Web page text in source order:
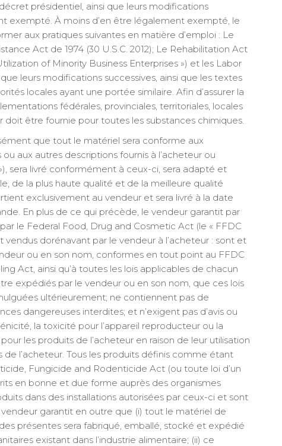
présidentiel, ainsi que leurs modifications
exempté. À moins d’en être légalement exempté, le
aux pratiques suivantes en matière d’emploi : Le
Act de 1974 (30 U.S.C. 2012); Le Rehabilitation Act
of Minority Business Enterprises ») et les Labor
leurs modifications successives, ainsi que les textes
locales ayant une portée similaire. Afin d’assurer la
fédérales, provinciales, territoriales, locales
être fournie pour toutes les substances chimiques.
que tout le matériel sera conforme aux
aux autres descriptions fournis à l’acheteur ou
sera livré conformément à ceux-ci, sera adapté et
de la plus haute qualité et de la meilleure qualité
exclusivement au vendeur et sera livré à la date
En plus de ce qui précède, le vendeur garantit par
le Federal Food, Drug and Cosmetic Act (le « FFDC
dorénavant par le vendeur à l’acheteur : sont et
ou en son nom, conformes en tout point au FFDC
Act, ainsi qu’à toutes les lois applicables de chacun
expédiés par le vendeur ou en son nom, que ces lois
ultérieurement; ne contiennent pas de
dangereuses interdites; et n’exigent pas d’avis ou
la toxicité pour l’appareil reproducteur ou la
les produits de l’acheteur en raison de leur utilisation
l’acheteur. Tous les produits définis comme étant
Fungicide and Rodenticide Act (ou toute loi d’un
en bonne et due forme auprès des organismes
dans des installations autorisées par ceux-ci et sont
garantit en outre que (i) tout le matériel de
présentes sera fabriqué, emballé, stocké et expédié
existant dans l’industrie alimentaire; (ii) ce